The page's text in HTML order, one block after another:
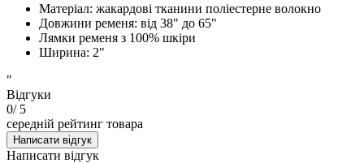
Матеріал: жакардові тканини поліестерне волокно
Довжини ременя: від 38" до 65"
Лямки ременя з 100% шкіри
Ширина: 2"
"
Відгуки
0/ 5
середній рейтинг товара
Написати відгук
Написати відгук